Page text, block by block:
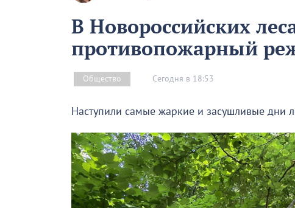
В Новороссийских
противопожарный
Общество Сегодня в 18:53
Наступили самые жаркие и засушливые дни